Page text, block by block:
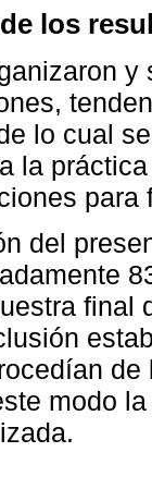
los
lo cual
la
del
final
modo